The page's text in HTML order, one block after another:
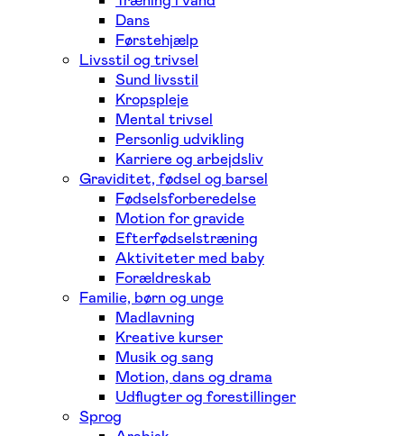
Dans
Førstehjælp
Livsstil og trivsel
Sund livsstil
Kropspleje
Mental trivsel
Personlig udvikling
Karriere og arbejdsliv
Graviditet, fødsel og barsel
Fødselsforberedelse
Motion for gravide
Efterfødselstræning
Aktiviteter med baby
Forældreskab
Familie, børn og unge
Madlavning
Kreative kurser
Musik og sang
Motion, dans og drama
Udflugter og forestillinger
Sprog